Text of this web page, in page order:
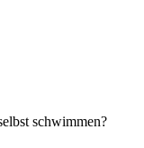
schwimmen?